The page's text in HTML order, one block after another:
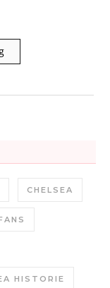
CHELSEA
HISTORIE